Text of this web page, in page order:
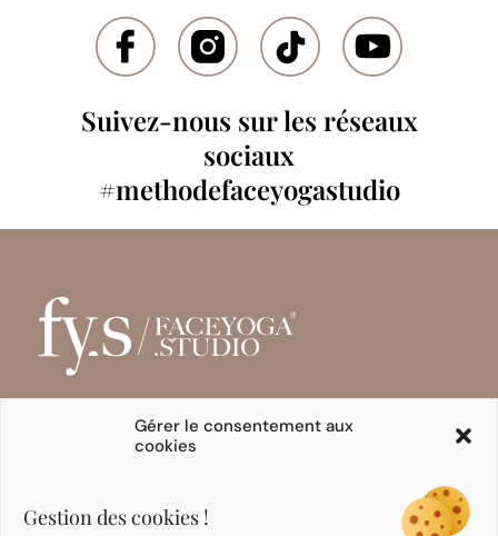
Gérer le consentement aux
cookies
Gestion des cookies !
Suivez-nous sur les réseaux
sociaux
#methodefaceyogastudio
INITIATION
E-books